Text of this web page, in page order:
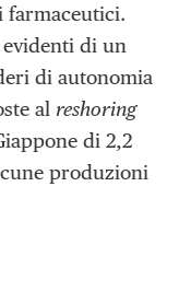
di un
di autonomia
al reshoring
di 2,2
produzioni